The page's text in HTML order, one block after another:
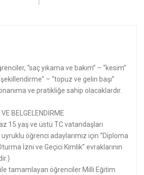
“saç yıkama ve bakım” – “kesim”
– “topuz ve gelin başı”
ve pratikliğe sahip olacaklardır.
BELGELENDİRME
15 yaş ve üstü TC vatandaşları
öğrenci adaylarımız için “Diploma
İzni ve Geçici Kimlik” evraklarının
tamamlayan öğrenciler Milli Eğitim